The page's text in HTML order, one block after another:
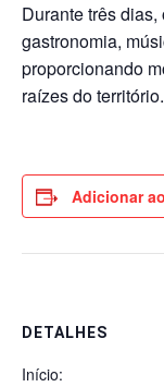
Durante três
gastronomia,
proporcionando
raízes do território.
Adicionar
DETALHES
Início: